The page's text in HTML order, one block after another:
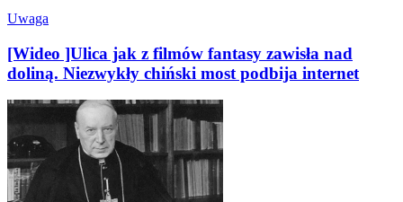
Uwaga
[Wideo ]Ulica jak z filmów fantasy zawisła nad
doliną. Niezwykły chiński most podbija internet